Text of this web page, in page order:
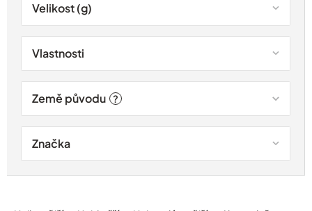
Velikost (g)
Vlastnosti
Země původu ?
Značka